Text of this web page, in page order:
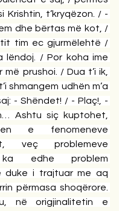
Krishtin, t’kryqëzon. / -
dhe bërtas më kot, /
tim ec gjurmëlehtë /
lëndoj. / Por koha ime
më prushoi. / Dua t’i ik,
shmangem udhën m’a
- Shëndet! / - Plaç!, -
Ashtu siç kuptohet,
e fenomeneve
veç problemeve
ka edhe problem
duke i trajtuar me aq
përmasa shoqërore.
në origjinalitetin e